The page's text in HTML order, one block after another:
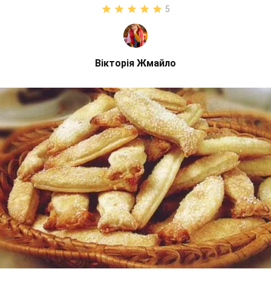
5
Вікторія Жмайло